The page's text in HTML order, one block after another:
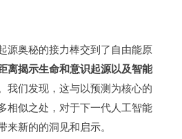
源奥秘的接力棒交到了自由能原
离揭示生命和意识起源以及智能
我们发现，这与以预测为核心的
相似之处，对于下一代人工智能
来新的的洞见和启示。